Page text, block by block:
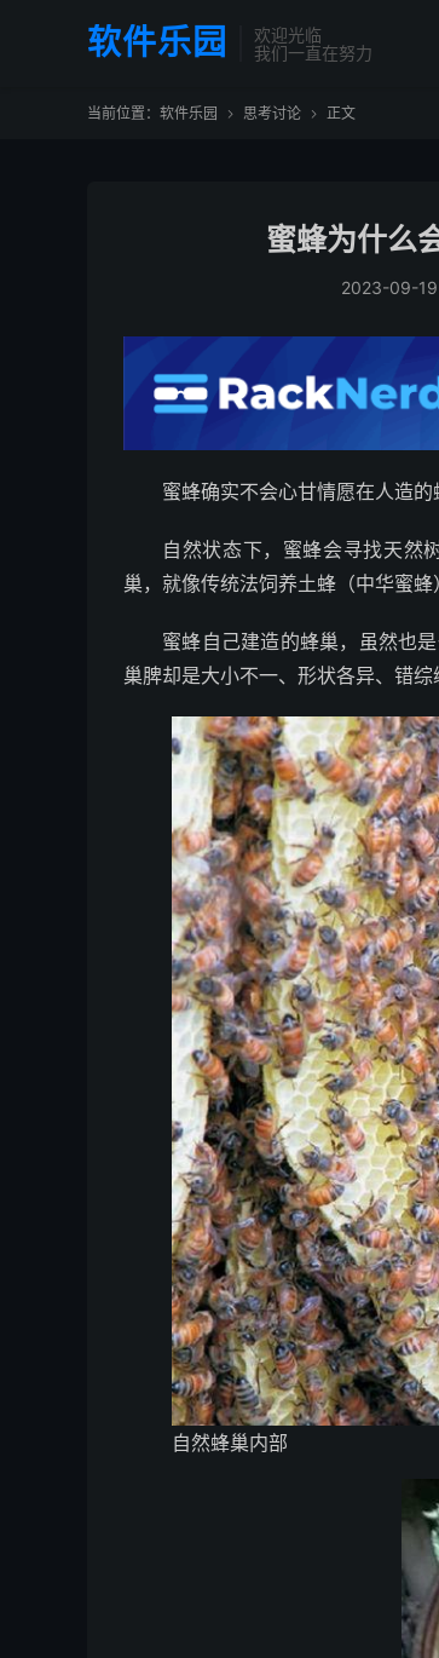
软件乐园
欢迎光临
我们一直在努力
当前位置： 软件乐园  思考讨论  正文
蜜蜂为什么
2023-09-19
蜜蜂确实不会心甘情愿在人造
自然状态下，蜜蜂会寻找天然
巢，就像传统法饲养土蜂（中华蜜蜂
蜜蜂自己建造的蜂巢，虽然也
巢脾却是大小不一、形状各异、错综
自然蜂巢内部